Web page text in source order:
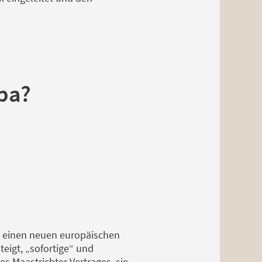
neuen europäischen
„sofortige“ und